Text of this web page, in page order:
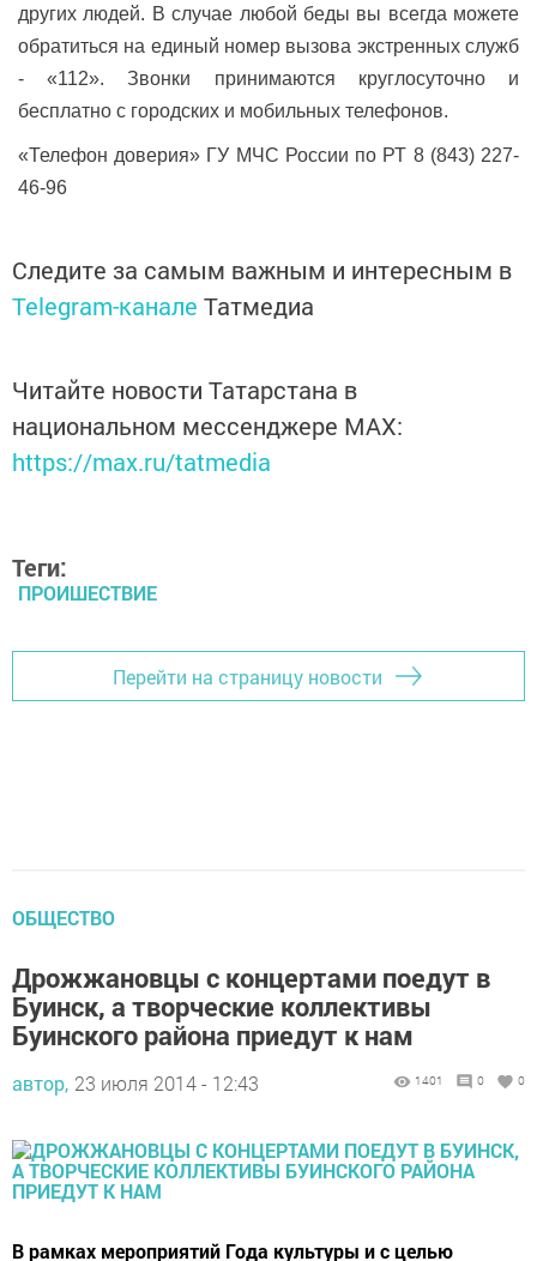
других людей. В случае любой беды вы всегда можете
обратиться на единый номер вызова экстренных служб
- «112». Звонки принимаются круглосуточно и
бесплатно с городских и мобильных телефонов.
«Телефон доверия» ГУ МЧС России по РТ 8 (843) 227-
46-96
Следите за самым важным и интересным в
Telegram-канале Татмедиа
Читайте новости Татарстана в
национальном мессенджере MАХ:
https://max.ru/tatmedia
Теги:
ПРОИШЕСТВИЕ
Перейти на страницу новости
ОБЩЕСТВО
Дрожжановцы с концертами поедут в
Буинск, а творческие коллективы
Буинского района приедут к нам
автор, 23 июля 2014 - 12:43 1401 0 0
В рамках мероприятий Года культуры и с целью